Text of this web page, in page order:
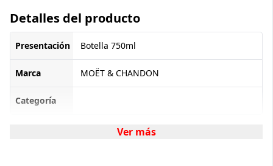
Detalles del producto
Presentación Botella 750ml
Marca MOËT & CHANDON
Categoría
Ver más